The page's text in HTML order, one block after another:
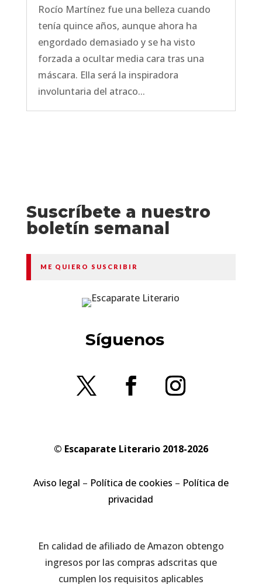
Rocío Martínez fue una belleza cuando
tenía quince años, aunque ahora ha
engordado demasiado y se ha visto
forzada a ocultar media cara tras una
máscara. Ella será la inspiradora
involuntaria del atraco...
Suscríbete a nuestro
boletín semanal
ME QUIERO SUSCRIBIR
Síguenos
© Escaparate Literario 2018-2026
Aviso legal – Política de cookies – Política de
privacidad
En calidad de afiliado de Amazon obtengo
ingresos por las compras adscritas que
cumplen los requisitos aplicables